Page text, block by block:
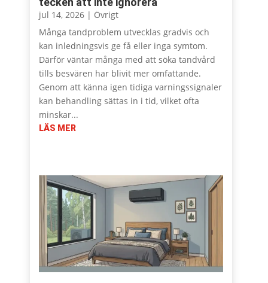
jul 14, 2026| Övrigt
Många tandproblem utvecklas gradvis och
kan inledningsvis ge få eller inga symtom.
Därför väntar många med att söka tandvård
tills besvären har blivit mer omfattande.
Genom att känna igen tidiga varningssignaler
kan behandling sättas in i tid, vilket ofta
minskar...
LÄS MER